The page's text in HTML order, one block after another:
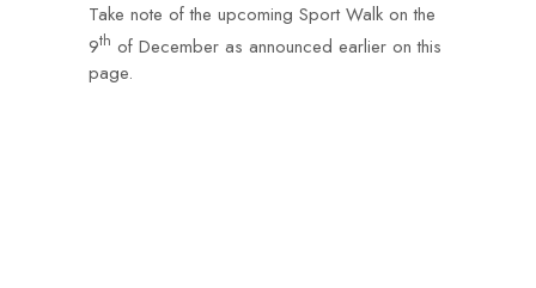
Take note of the upcoming Sport Walk on the
9th of December as announced earlier on this
page.